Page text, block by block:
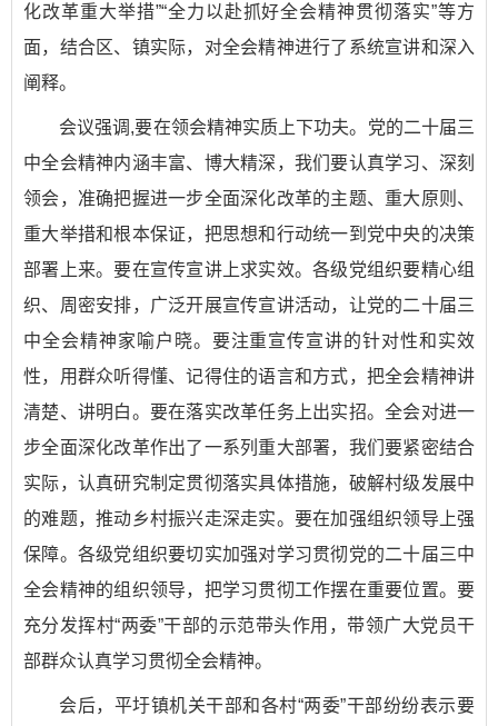
化改革重大举措”“全力以赴抓好全会精神贯彻落实”等方
面，结合区、镇实际，对全会精神进行了系统宣讲和深入
阐释。
会议强调,要在领会精神实质上下功夫。党的二十届三
中全会精神内涵丰富、博大精深，我们要认真学习、深刻
领会，准确把握进一步全面深化改革的主题、重大原则、
重大举措和根本保证，把思想和行动统一到党中央的决策
部署上来。要在宣传宣讲上求实效。各级党组织要精心组
织、周密安排，广泛开展宣传宣讲活动，让党的二十届三
中全会精神家喻户晓。要注重宣传宣讲的针对性和实效
性，用群众听得懂、记得住的语言和方式，把全会精神讲
清楚、讲明白。要在落实改革任务上出实招。全会对进一
步全面深化改革作出了一系列重大部署，我们要紧密结合
实际，认真研究制定贯彻落实具体措施，破解村级发展中
的难题，推动乡村振兴走深走实。要在加强组织领导上强
保障。各级党组织要切实加强对学习贯彻党的二十届三中
全会精神的组织领导，把学习贯彻工作摆在重要位置。要
充分发挥村“两委”干部的示范带头作用，带领广大党员干
部群众认真学习贯彻全会精神。
会后，平圩镇机关干部和各村“两委”干部纷纷表示要